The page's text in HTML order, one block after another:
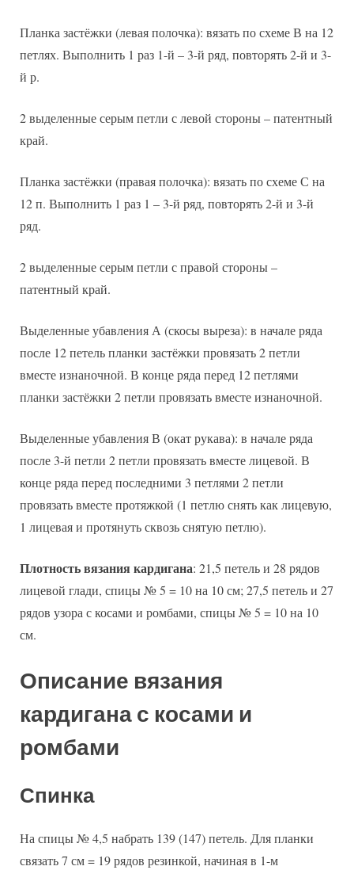
Планка застёжки (левая полочка): вязать по схеме В на 12
петлях. Выполнить 1 раз 1-й – 3-й ряд, повторять 2-й и 3-
й р.
2 выделенные серым петли с левой стороны – патентный
край.
Планка застёжки (правая полочка): вязать по схеме С на
12 п. Выполнить 1 раз 1 – 3-й ряд, повторять 2-й и 3-й
ряд.
2 выделенные серым петли с правой стороны –
патентный край.
Выделенные убавления А (скосы выреза): в начале ряда
после 12 петель планки застёжки провязать 2 петли
вместе изнаночной. В конце ряда перед 12 петлями
планки застёжки 2 петли провязать вместе изнаночной.
Выделенные убавления В (окат рукава): в начале ряда
после 3-й петли 2 петли провязать вместе лицевой. В
конце ряда перед последними 3 петлями 2 петли
провязать вместе протяжкой (1 петлю снять как лицевую,
1 лицевая и протянуть сквозь снятую петлю).
Плотность вязания кардигана: 21,5 петель и 28 рядов
лицевой глади, спицы № 5 = 10 на 10 см; 27,5 петель и 27
рядов узора с косами и ромбами, спицы № 5 = 10 на 10
см.
Описание вязания
кардигана с косами и
ромбами
Спинка
На спицы № 4,5 набрать 139 (147) петель. Для планки
связать 7 см = 19 рядов резинкой, начиная в 1-м